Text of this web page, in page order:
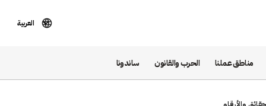
العربية
مناطق عملنا الحرب والقانون ساندونا